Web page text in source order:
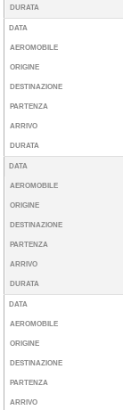
DURATA
DATA
AEROMOBILE
ORIGINE
DESTINAZIONE
PARTENZA
ARRIVO
DURATA
DATA
AEROMOBILE
ORIGINE
DESTINAZIONE
PARTENZA
ARRIVO
DURATA
DATA
AEROMOBILE
ORIGINE
DESTINAZIONE
PARTENZA
ARRIVO